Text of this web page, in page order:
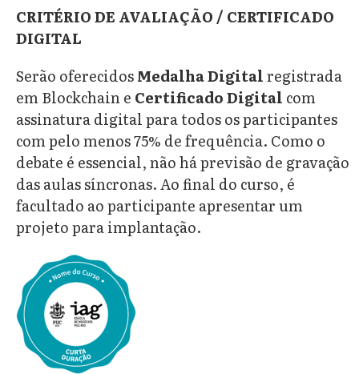
CRITÉRIO DE AVALIAÇÃO / CERTIFICADO
DIGITAL
Serão oferecidosMedalha Digitalregistrada
em Blockchain e Certificado Digital com
assinatura digital para todos os participantes
com pelo menos 75% de frequência. Como o
debate é essencial, não há previsão de gravação
das aulas síncronas. Ao final do curso, é
facultado ao participante apresentar um
projeto para implantação.